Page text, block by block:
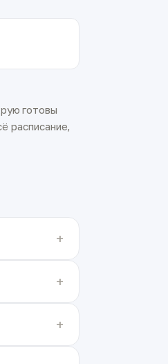
готовы
расписание,